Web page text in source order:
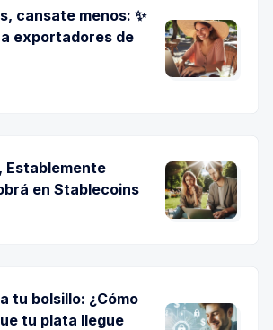
cansate menos: ✨
exportadores de
Establemente
en Stablecoins
tu bolsillo: ¿Cómo
tu plata llegue